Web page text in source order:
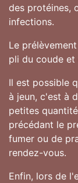
des protéines,
infections.
Le
pli du coude et
Il est possible
à jeun, c'est à
petites
précédant le
fumer ou de
rendez-vous.
Enfin, lors de